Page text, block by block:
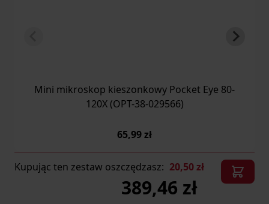
Mini mikroskop kieszonkowy Pocket Eye 80-
120X (OPT-38-029566)
65,99 zł
Kupując ten zestaw oszczędzasz: 20,50 zł
389,46 zł